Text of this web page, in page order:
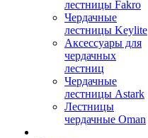
лестницы Fakro
Чердачные
лестницы Keylite
Аксессуары для
чердачных
лестниц
Чердачные
лестницы Astark
Лестницы
чердачные Oman